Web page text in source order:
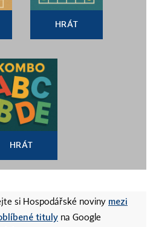
HRÁT
HRÁT
si Hospodářské noviny mezi
tituly na Google